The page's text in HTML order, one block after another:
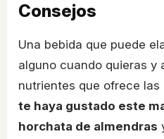
Consejos
Una bebida que puede
alguno cuando quieras y
nutrientes que ofrece las
te haya gustado este
horchata de almendras